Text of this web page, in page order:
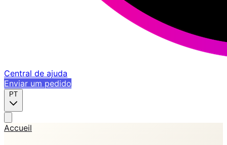
Central de ajuda
Enviar um pedido
PT
Accueil